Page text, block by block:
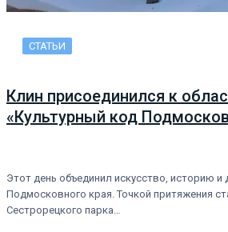
СТАТЬИ
Клин присоединился к
«Культурный код
Этот день объединил искусство, историю
Подмосковного края. Точкой притяжения
Сестрорецкого парка…